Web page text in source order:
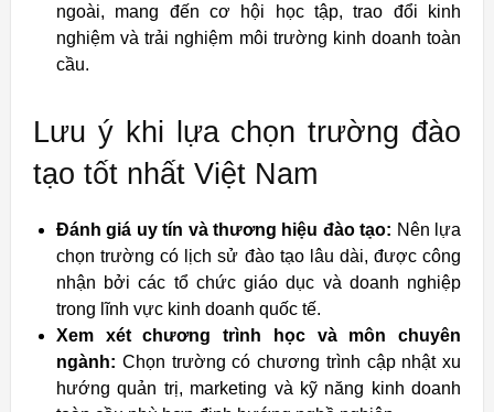
ngoài, mang đến cơ hội học tập, trao đổi kinh
nghiệm và trải nghiệm môi trường kinh doanh toàn
cầu.
Lưu ý khi lựa chọn trường đào
tạo tốt nhất Việt Nam
Đánh giá uy tín và thương hiệu đào tạo: Nên lựa
chọn trường có lịch sử đào tạo lâu dài, được công
nhận bởi các tổ chức giáo dục và doanh nghiệp
trong lĩnh vực kinh doanh quốc tế.
Xem xét chương trình học và môn chuyên
ngành: Chọn trường có chương trình cập nhật xu
hướng quản trị, marketing và kỹ năng kinh doanh